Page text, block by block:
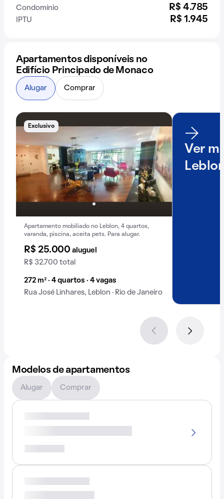
Condomínio
R$ 4.785
IPTU R$ 1.945
Apartamentos disponíveis no
Edifício Principado de Monaco
Exclusivo
Apartamento mobiliado no Leblon, 4 quartos,
varanda, piscina, aceita pets. Para alugar.
R$ 25.000aluguel
R$ 32.700 total
272 m² · 4 quartos · 4 vagas
Rua José Linhares, Leblon · Rio de Janeiro
Ver
Alugar Comprar
Modelos de apartamentos
Alugar Comprar